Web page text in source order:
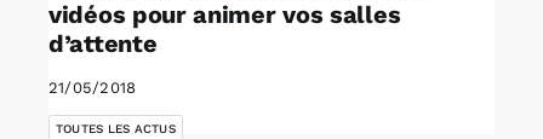
vidéos pour animer vos salles
d’attente
21/05/2018
TOUTES LES ACTUS